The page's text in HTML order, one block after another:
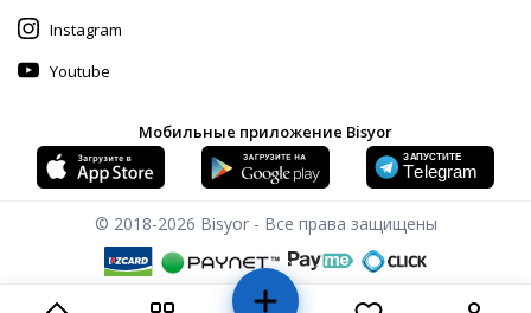
Instagram
Youtube
Мобильные приложение Bisyor
© 2018-2026 Bisyor - Все права защищены